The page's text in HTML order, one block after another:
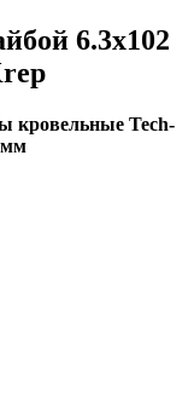
6.3х102
кровельные Tech-
мм